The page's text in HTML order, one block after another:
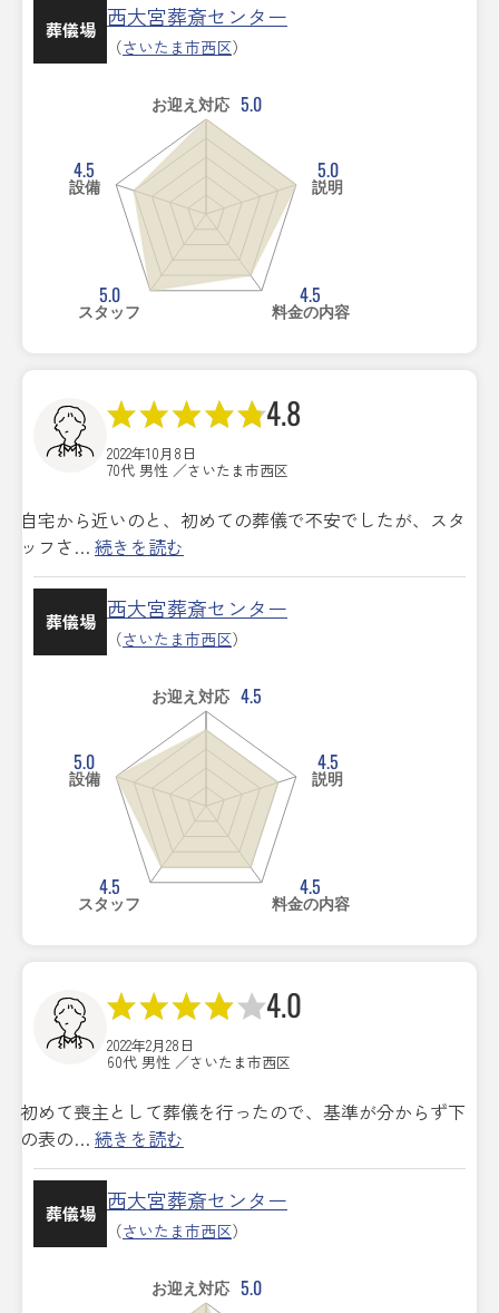
葬儀場 西大宮葬斎センター
（さいたま市西区）
お迎え対応 5.0
5.0
説明
4.5
料金の内容
5.0
スタッフ
4.5
設備
4.8
2022年10月8日
70代 男性 ／さいたま市西区
自宅から近いのと、初めての葬儀で不安でしたが、スタ
ッフさ… 続きを読む
葬儀場 西大宮葬斎センター
（さいたま市西区）
お迎え対応 4.5
4.5
説明
4.5
料金の内容
4.5
スタッフ
5.0
設備
4.0
2022年2月28日
60代 男性 ／さいたま市西区
初めて喪主として葬儀を行ったので、基準が分からず下
の表の… 続きを読む
葬儀場 西大宮葬斎センター
（さいたま市西区）
お迎え対応 5.0